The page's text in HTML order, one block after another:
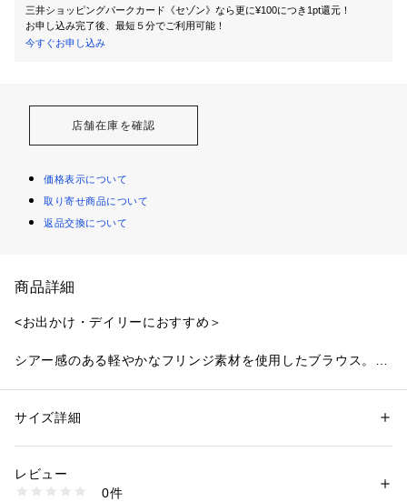
三井ショッピングパークカード《セゾン》なら更に¥100につき1pt還元！
お申し込み完了後、最短５分でご利用可能！
今すぐお申し込み
店舗在庫を確認
価格表示について
取り寄せ商品について
返品交換について
商品詳細
<お出かけ・デイリーにおすすめ＞
シアー感のある軽やかなフリンジ素材を使用したブラウス。襟
くドロップショルダーのため、リラクシーな抜け感のある雰囲
性別：レディース
素材：ポリエステル 100%
洗濯：手洗い 漂白× アイロン150℃ ドライ× タンブル乾燥× 吊り干し ウェ
ット非常に弱い
サイズ詳細
レビュー
0件